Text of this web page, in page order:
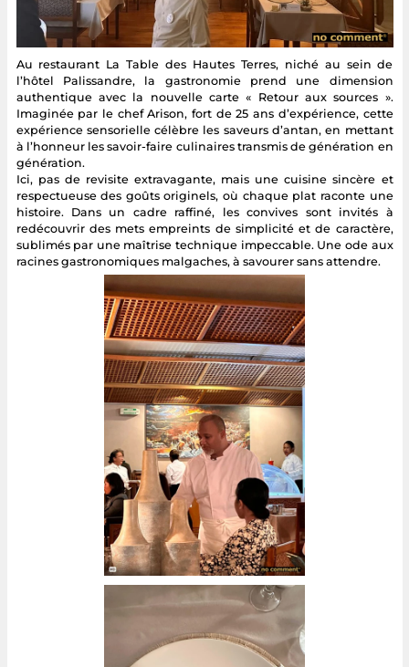
Au restaurant La Table des Hautes Terres, niché au sein de
l’hôtel Palissandre, la gastronomie prend une dimension
authentique avec la nouvelle carte « Retour aux sources ».
Imaginée par le chef Arison, fort de 25 ans d’expérience, cette
expérience sensorielle célèbre les saveurs d’antan, en mettant
à l’honneur les savoir-faire culinaires transmis de génération en
génération.
Ici, pas de revisite extravagante, mais une cuisine sincère et
respectueuse des goûts originels, où chaque plat raconte une
histoire. Dans un cadre raffiné, les convives sont invités à
redécouvrir des mets empreints de simplicité et de caractère,
sublimés par une maîtrise technique impeccable. Une ode aux
racines gastronomiques malgaches, à savourer sans attendre.